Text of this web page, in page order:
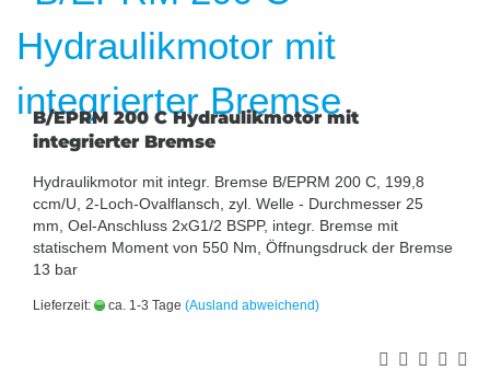
B/EPRM 200 C Hydraulikmotor mit
integrierter Bremse
Hydraulikmotor mit integr. Bremse B/EPRM 200 C, 199,8
ccm/U, 2-Loch-Ovalflansch, zyl. Welle - Durchmesser 25
mm, Oel-Anschluss 2xG1/2 BSPP, integr. Bremse mit
statischem Moment von 550 Nm, Öffnungsdruck der Bremse
13 bar
Lieferzeit: ca. 1-3 Tage (Ausland abweichend)